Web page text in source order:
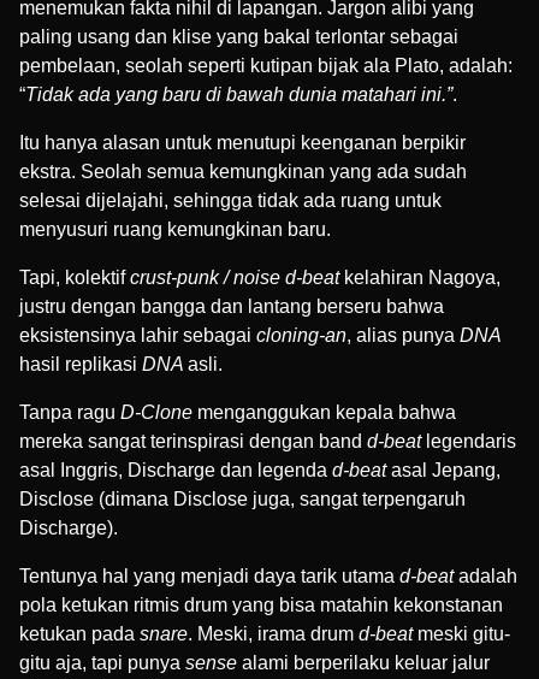
menemukan fakta nihil di lapangan. Jargon alibi yang
paling usang dan klise yang bakal terlontar sebagai
pembelaan, seolah seperti kutipan bijak ala Plato, adalah:
“Tidak ada yang baru di bawah dunia matahari ini.”.
Itu hanya alasan untuk menutupi keenganan berpikir
ekstra. Seolah semua kemungkinan yang ada sudah
selesai dijelajahi, sehingga tidak ada ruang untuk
menyusuri ruang kemungkinan baru.
Tapi, kolektifcrust-punk / noise d-beatkelahiran Nagoya,
justru dengan bangga dan lantang berseru bahwa
eksistensinya lahir sebagai cloning-an, alias punya DNA
hasil replikasi DNA asli.
Tanpa ragu D-Clone menganggukan kepala bahwa
mereka sangat terinspirasi dengan band d-beat legendaris
asal Inggris, Discharge dan legenda d-beatasal Jepang,
Disclose (dimana Disclose juga, sangat terpengaruh
Discharge).
Tentunya hal yang menjadi daya tarik utama d-beatadalah
pola ketukan ritmis drum yang bisa matahin kekonstanan
ketukan pada snare. Meski, irama drum d-beatmeski gitu-
gitu aja, tapi punya sense alami berperilaku keluar jalur